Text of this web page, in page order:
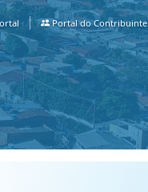
Portal do Contribuinte